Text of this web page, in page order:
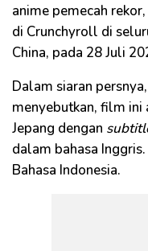
anime pemecah
di Crunchyroll di
China, pada 28 Juli
Dalam siaran
menyebutkan, film ini
Jepang dengan
dalam bahasa Inggris.
Bahasa Indonesia.